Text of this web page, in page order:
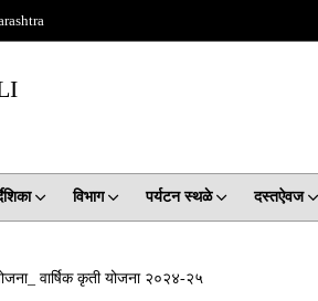
विभाग पर्यटन स्थळे दस्तऐवज
वार्षिक कृती योजना २०२४-२५